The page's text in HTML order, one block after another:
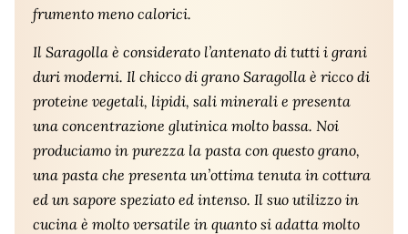
frumento meno calorici.
Il Saragolla è considerato l’antenato di tutti i grani
duri moderni. Il chicco di grano Saragolla è ricco di
proteine vegetali, lipidi, sali minerali e presenta
una concentrazione glutinica molto bassa. Noi
produciamo in purezza la pasta con questo grano,
una pasta che presenta un’ottima tenuta in cottura
ed un sapore speziato ed intenso. Il suo utilizzo in
cucina è molto versatile in quanto si adatta molto